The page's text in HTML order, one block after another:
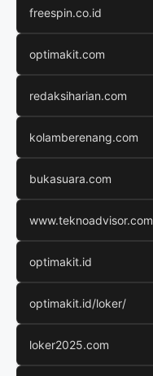
freespin.co.id
optimakit.com
redaksiharian.com
kolamberenang.com
bukasuara.com
www.teknoadvisor.com
optimakit.id
optimakit.id/loker/
loker2025.com